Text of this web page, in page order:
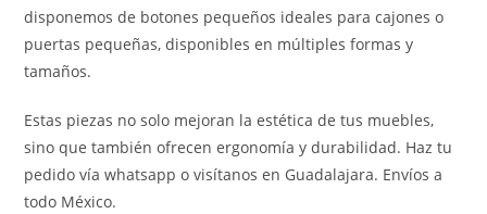
disponemos de botones pequeños ideales para cajones o
puertas pequeñas, disponibles en múltiples formas y
tamaños.
Estas piezas no solo mejoran la estética de tus muebles,
sino que también ofrecen ergonomía y durabilidad. Haz tu
pedido vía whatsapp o visítanos en Guadalajara. Envíos a
todo México.